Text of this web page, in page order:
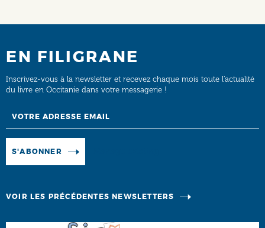
EN FILIGRANE
Inscrivez-vous à la newsletter et recevez chaque mois toute l’actualité
du livre en Occitanie dans votre messagerie !
S'ABONNER
VOIR LES PRÉCÉDENTES NEWSLETTERS